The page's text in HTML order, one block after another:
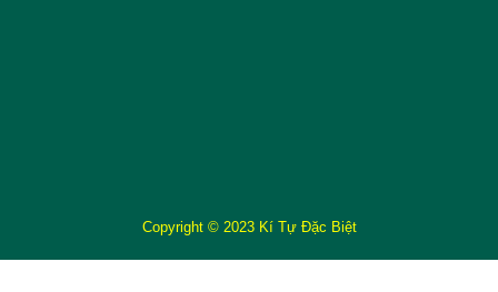
Copyright © 2023 Kí Tự Đặc Biệt